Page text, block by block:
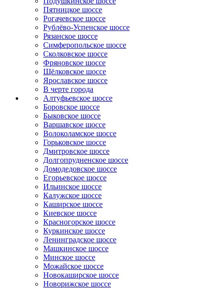
Пятницкое шоссе
Рогачевское шоссе
Рублёво-Успенское шоссе
Рязанское шоссе
Симферопольское шоссе
Сколковское шоссе
Фряновское шоссе
Щёлковское шоссе
Ярославское шоссе
B черте города
Алтуфьевское шоссе
Боровское шоссе
Быковское шоссе
Варшавское шоссе
Волоколамское шоссе
Горьковское шоссе
Дмитровское шоссе
Долгопрудненское шоссе
Домодедовское шоссе
Егорьевское шоссе
Ильинское шоссе
Калужское шоссе
Каширское шоссе
Киевское шоссе
Красногорское шоссе
Куркинское шоссе
Ленинградское шоссе
Машкинское шоссе
Минское шоссе
Можайское шоссе
Новокаширское шоссе
Новорижское шоссе